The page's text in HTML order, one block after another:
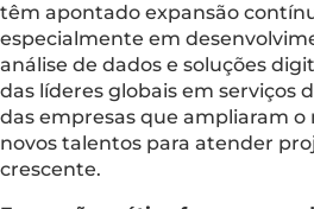
têm apontado expansão
especialmente em
análise de dados e soluções
das líderes globais em serviços
das empresas que ampliaram
novos talentos para atender
crescente.